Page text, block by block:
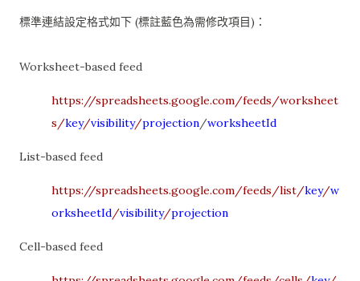
標準連結設定格式如下 (標註藍色為需修改項目)：
Worksheet-based feed
https://spreadsheets.google.com/feeds/worksheet
s/key/visibility/projection/worksheetId
List-based feed
https://spreadsheets.google.com/feeds/list/key/w
orksheetId/visibility/projection
Cell-based feed